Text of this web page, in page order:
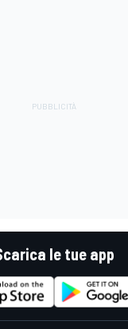
le tue app